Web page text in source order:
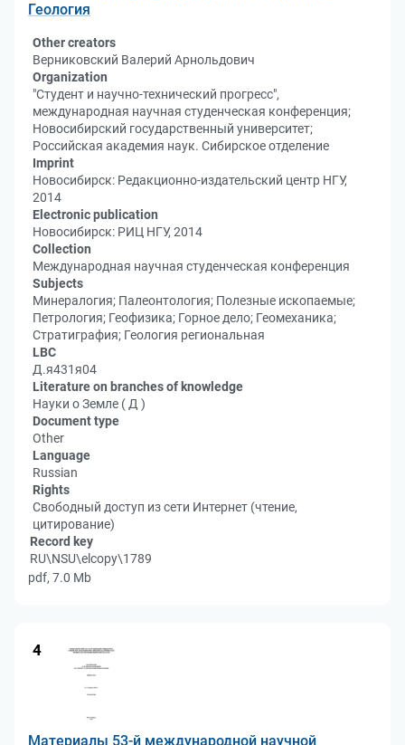
Геология
Other creators
Верниковский Валерий Арнольдович
Organization
"Студент и научно-технический прогресс",
международная научная студенческая конференция;
Новосибирский государственный университет;
Российская академия наук. Сибирское отделение
Imprint
Новосибирск: Редакционно-издательский центр НГУ,
2014
Electronic publication
Новосибирск: РИЦ НГУ, 2014
Collection
Международная научная студенческая конференция
Subjects
Минералогия; Палеонтология; Полезные ископаемые;
Петрология; Геофизика; Горное дело; Геомеханика;
Стратиграфия; Геология региональная
LBC
Д.я431я04
Literature on branches of knowledge
Науки о Земле ( Д )
Document type
Other
Language
Russian
Rights
Свободный доступ из сети Интернет (чтение,
цитирование)
Record key
RU\NSU\elcopy\1789
pdf, 7.0 Mb
4
Материалы 53-й международной научной